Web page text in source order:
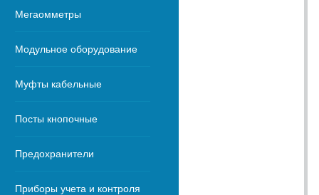
Мегаомметры
Модульное оборудование
Муфты кабельные
Посты кнопочные
Предохранители
Приборы учета и контроля